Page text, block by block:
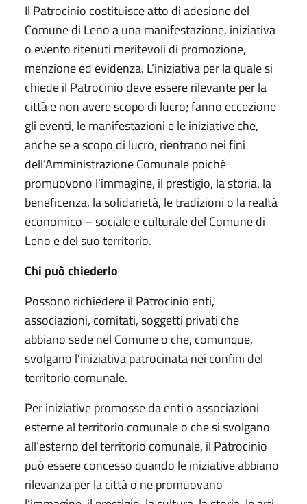
Il Patrocinio costituisce atto di adesione del
Comune di Leno a una manifestazione, iniziativa
o evento ritenuti meritevoli di promozione,
menzione ed evidenza. L’iniziativa per la quale si
chiede il Patrocinio deve essere rilevante per la
città e non avere scopo di lucro; fanno eccezione
gli eventi, le manifestazioni e le iniziative che,
anche se a scopo di lucro, rientrano nei fini
dell’Amministrazione Comunale poiché
promuovono l’immagine, il prestigio, la storia, la
beneficenza, la solidarietà, le tradizioni o la realtà
economico – sociale e culturale del Comune di
Leno e del suo territorio.
Chi può chiederlo
Possono richiedere il Patrocinio enti,
associazioni, comitati, soggetti privati che
abbiano sede nel Comune o che, comunque,
svolgano l’iniziativa patrocinata nei confini del
territorio comunale.
Per iniziative promosse da enti o associazioni
esterne al territorio comunale o che si svolgano
all’esterno del territorio comunale, il Patrocinio
può essere concesso quando le iniziative abbiano
rilevanza per la città o ne promuovano